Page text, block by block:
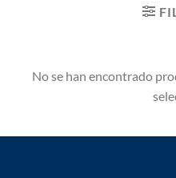
No se han encontrado